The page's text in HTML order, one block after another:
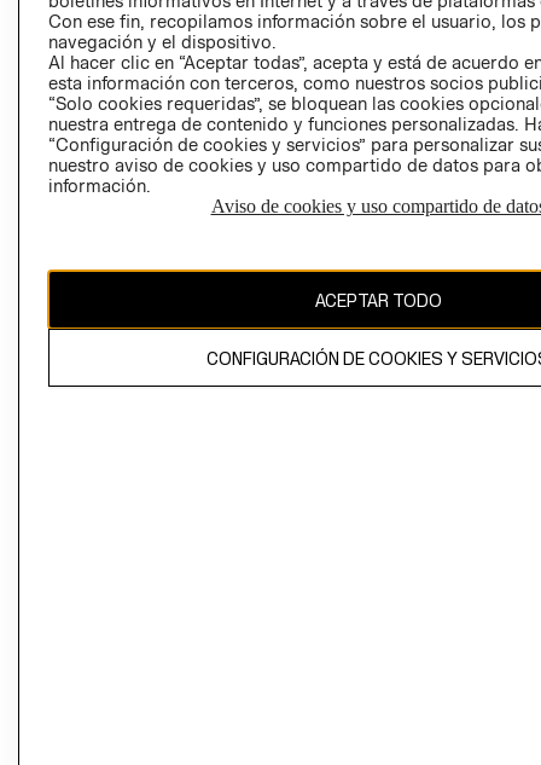
Perú (S/)
CAMBIAR REGIÓN
Con ese fin, recopilamos información sobre el usuario, los
navegación y el dispositivo.
Al hacer clic en “Aceptar todas”, acepta y está de acuerdo
esta información con terceros, como nuestros socios
“Solo cookies requeridas”, se bloquean las cookies
nuestra entrega de contenido y funciones personalizadas.
“Configuración de cookies y servicios” para personalizar
nuestro aviso de cookies y uso compartido de datos para
información.
Aviso de cookies y uso compartido de
ACEPTAR TODO
CONFIGURACIÓN DE COOKIES Y